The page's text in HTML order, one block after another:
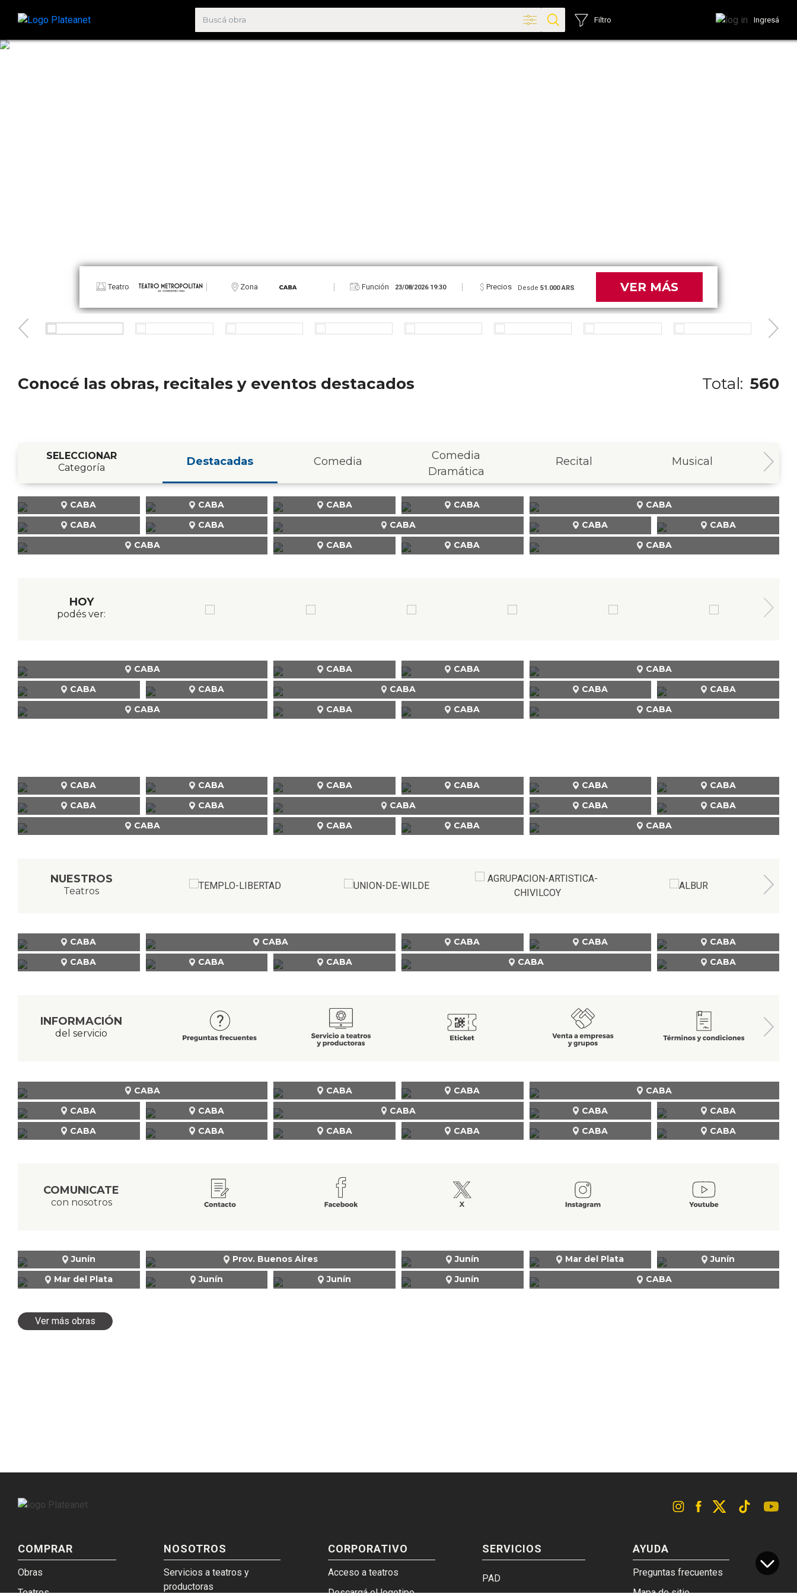
Filtro Ingresá
Teatro Zona Días Precios Desde60.000 ARS VER MÁS
Conocé las obras, recitales y eventos destacados Total: 560
SELECCIONAR
Categoría
Destacadas Comedia
Comedia
Dramática
Recital Musical
CABA CABA CABA CABA
CABA
CABA
CABA CABA CABA
CABA
CABA
CABA CABA CABA
HOY
podés ver:
CABA CABA CABA
CABA
CABA
CABA CABA CABA
CABA
CABA
CABA CABA CABA
CABA CABA CABA CABA CABA
CABA
CABA
CABA CABA CABA
CABA
CABA
CABA CABA CABA
NUESTROS
Teatros
CABA CABA CABA CABA
CABA
CABA
CABA CABA CABA CABA
INFORMACIÓN
del servicio
CABA CABA CABA
CABA
CABA
CABA CABA CABA
CABA
CABA
CABA CABA CABA CABA CABA
COMUNICATE
con nosotros
Junín Prov. Buenos Aires Junín Mar del Plata
Junín
Mar del Plata
Junín Junín Junín CABA
Ver más obras
COMPRAR
Obras
NOSOTROS
Servicios a teatros y
productoras
CORPORATIVO
Acceso a teatros
SERVICIOS
PAD
AYUDA
Preguntas frecuentes